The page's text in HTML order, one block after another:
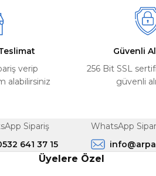
verip
alabilirsiniz
Güvenli
256 Bit SSL
güvenli
Sipariş
641 37 15
WhatsApp
Üyelere Özel